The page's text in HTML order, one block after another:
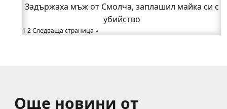
битката с огъня (СНИМКИ/ВИДЕО)
Полицията влиза в селата
Възможни са прекъсвания на тока утре в части
Задържаха мъж от Смолча, заплашил майка си с
убийство
1 2Следваща страница »
Още новини от